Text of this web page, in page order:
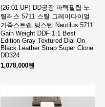
[26.01 UP] DD공장 파텍필립 노
틸러스 5711 스틸 그레이다이얼
가죽스트랩 텅스텐 Nautilus 5711
Gain Weight DDF 1:1 Best
Edition Gray Textured Dial On
Black Leather Strap Super Clone
DD324
1,078,000원